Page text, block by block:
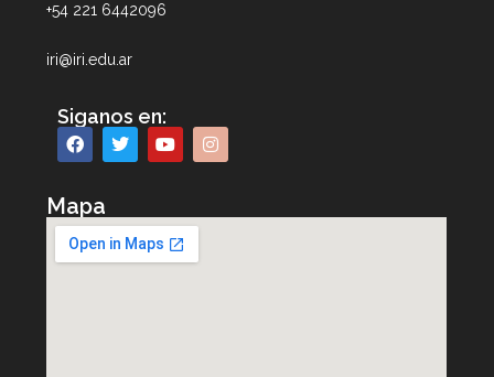
+54 221 6442096
iri@iri.edu.ar
Siganos en:
Mapa